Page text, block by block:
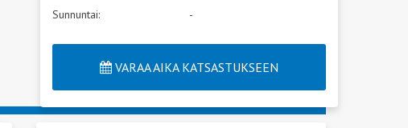
Sunnuntai:
-
VARAA AIKA KATSASTUKSEEN